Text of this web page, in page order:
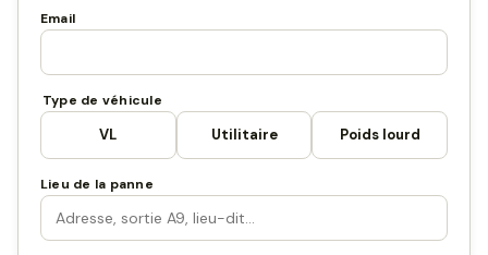
Email
Type de véhicule
VL Utilitaire Poids lourd
Lieu de la panne